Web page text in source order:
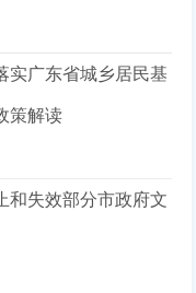
实广东省城乡居民基
策解读
和失效部分市政府文